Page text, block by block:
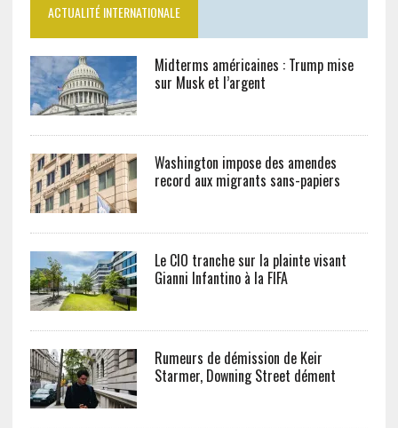
ACTUALITÉ INTERNATIONALE
Midterms américaines : Trump mise
sur Musk et l’argent
Washington impose des amendes
record aux migrants sans-papiers
Le CIO tranche sur la plainte visant
Gianni Infantino à la FIFA
Rumeurs de démission de Keir
Starmer, Downing Street dément